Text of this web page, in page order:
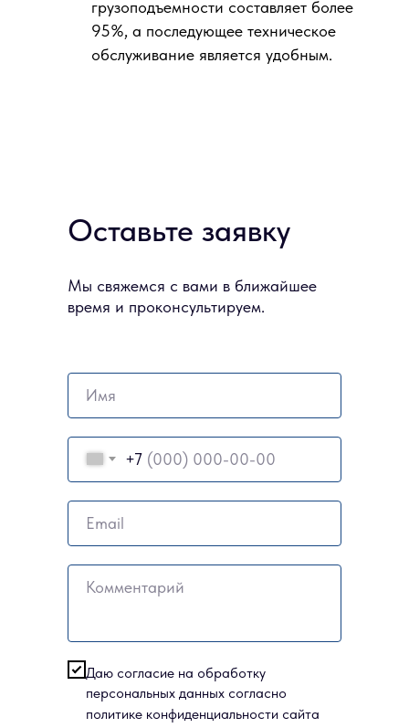
грузоподъемности составляет более
95%, а последующее техническое
обслуживание является удобным.
Имя
+7
Email
Комментарий
Даю согласие на обработку
персональных данных согласно
политике конфиденциальности сайта
Оставьте заявку
Мы свяжемся с вами в ближайшее
время и проконсультируем.